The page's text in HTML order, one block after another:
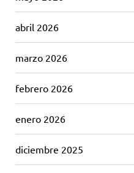
abril 2026
marzo 2026
febrero 2026
enero 2026
diciembre 2025